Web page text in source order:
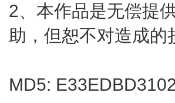
2、本作品是无偿提
助，但恕不对造成的
MD5: